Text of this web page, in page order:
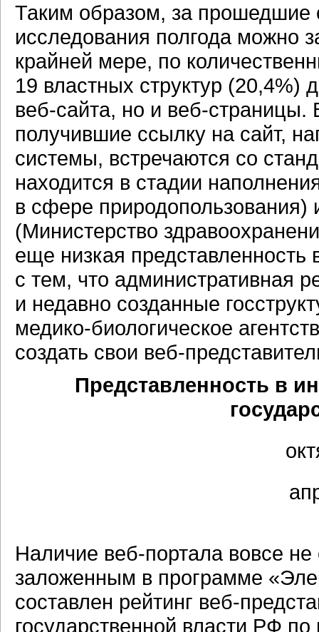
Таким образом, за прошедшие
исследования полгода можно
крайней мере, по
19 властных структур (20,4%)
веб-сайта, но и веб-страницы.
получившие ссылку на сайт,
системы, встречаются со
находится в стадии
в сфере природопользования)
(Министерство
еще низкая
с тем, что административная
и недавно созданные
медико-биологическое
создать свои веб-
Представленность в
Наличие веб-порталавовсе не
заложенным в программе
составлен рейтинг веб-
государственной власти РФ